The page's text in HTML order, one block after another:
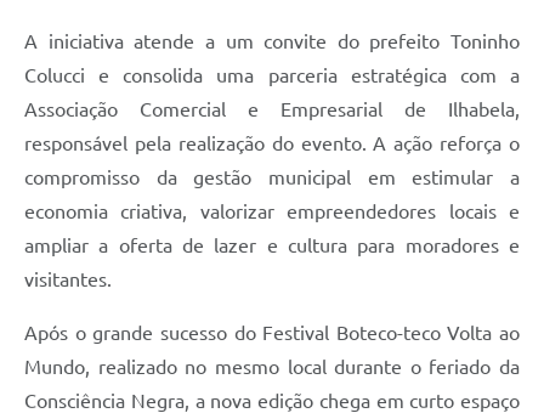
A iniciativa atende a um convite do prefeito Toninho
Colucci e consolida uma parceria estratégica com a
Associação Comercial e Empresarial de Ilhabela,
responsável pela realização do evento. A ação reforça o
compromisso da gestão municipal em estimular a
economia criativa, valorizar empreendedores locais e
ampliar a oferta de lazer e cultura para moradores e
visitantes.
Após o grande sucesso do Festival Boteco-teco Volta ao
Mundo, realizado no mesmo local durante o feriado da
Consciência Negra, a nova edição chega em curto espaço